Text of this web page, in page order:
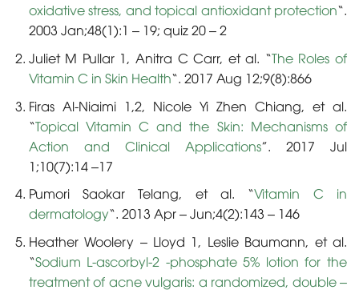
oxidative stress, and topical antioxidant protection“.
2003 Jan;48(1):1 – 19; quiz 20 – 2
Juliet M Pullar 1, Anitra C Carr, et al. “The Roles of
Vitamin C in Skin Health“. 2017 Aug 12;9(8):866
Firas Al-Niaimi 1,2, Nicole Yi Zhen Chiang, et al.
“Topical Vitamin C and the Skin: Mechanisms of
Action and Clinical Applications”. 2017 Jul
1;10(7):14 –17
Pumori Saokar Telang, et al. “Vitamin C in
dermatology“. 2013 Apr – Jun;4(2):143 – 146
Heather Woolery – Lloyd 1, Leslie Baumann, et al.
“Sodium L-ascorbyl-2 -phosphate 5% lotion for the
treatment of acne vulgaris: a randomized, double –